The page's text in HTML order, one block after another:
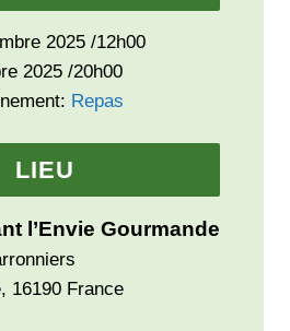
2025 /12h00
2025 /20h00
Repas
LIEU
l’Envie Gourmande
, 16190 France